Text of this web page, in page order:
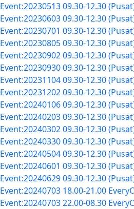
Event:20230513 09.30-12.30
Event:20230603 09.30-12.30
Event:20230701 09.30-12.30
Event:20230805 09.30-12.30
Event:20230902 09.30-12.30
Event:20230930 09.30-12.30
Event:20231104 09.30-12.30
Event:20231202 09.30-12.30
Event:20240106 09.30-12.30
Event:20240203 09.30-12.30
Event:20240302 09.30-12.30
Event:20240330 09.30-12.30
Event:20240504 09.30-12.30
Event:20240601 09.30-12.30
Event:20240629 09.30-12.30
Event:20240703 18.00-21.00
Event:20240703 22.00-08.30